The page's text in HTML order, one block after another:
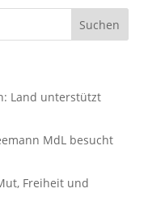
Land unterstützt
MdL besucht
Freiheit und